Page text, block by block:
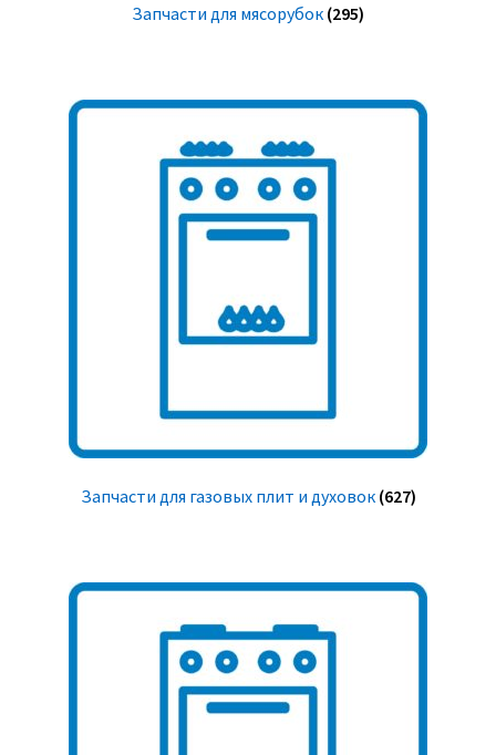
Запчасти для мясорубок (295)
Запчасти для газовых плит и духовок (627)